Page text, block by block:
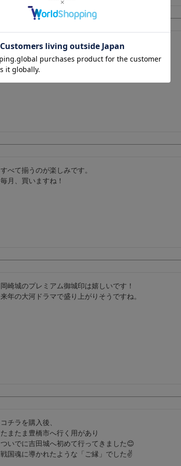
プレミアム御城印の「岐阜城」
カッコよすぎます！
すべて揃うのが楽しみです。
毎月、買いますね！
岡崎城のプレミアム御城印は嬉しいです！
来年の大河ドラマで盛り上がりそうですね。
コチラを購入後、
たまたま豊橋市へ行く用があり
ついでに吉田城へ初めて行ってきました😊